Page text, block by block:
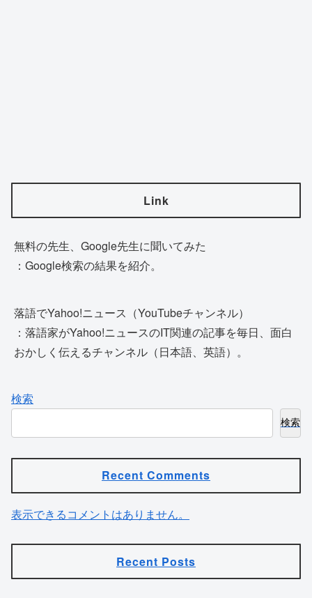
Link
無料の先生、Google先生に聞いてみた
：Google検索の結果を紹介。
落語でYahoo!ニュース（YouTubeチャンネル）
：落語家がYahoo!ニュースのIT関連の記事を毎日、面白
おかしく伝えるチャンネル（日本語、英語）。
検索
検索
Recent Comments
表示できるコメントはありません。
Recent Posts